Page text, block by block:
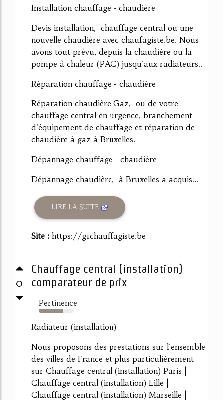
Installation chauffage - chaudière
Devis installation, chauffage central ou une
nouvelle chaudière avec chaufagiste.be. Nous
avons tout prévu, depuis la chaudière ou la
pompe à chaleur (PAC) jusqu'aux radiateurs..
Réparation chauffage - chaudière
Réparation chaudière Gaz, ou de votre
chauffage central en urgence, branchement
d'équipement de chauffage et réparation de
chaudière à gaz à Bruxelles.
Dépannage chauffage - chaudière
Dépannage chaudière, à Bruxelles a acquis...
LIRE LA SUITE
Site : https://g1chauffagiste.be
0
Chauffage central (installation)
comparateur de prix
Pertinence
68%
Radiateur (installation)
Nous proposons des prestations sur l'ensemble
des villes de France et plus particulièrement
sur Chauffage central (installation) Paris |
Chauffage central (installation) Lille |
Chauffage central (installation) Marseille |